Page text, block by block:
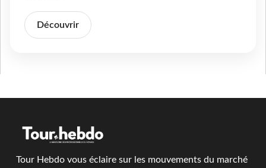
Découvrir
Tour Hebdo vous éclaire sur les mouvements du marché